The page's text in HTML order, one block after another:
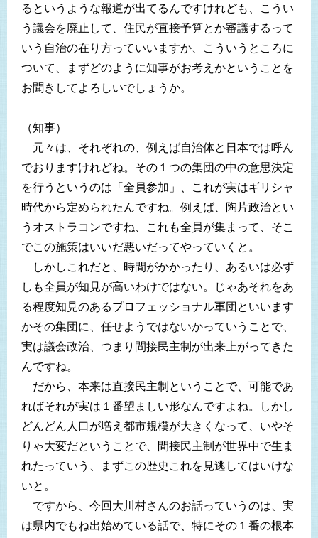
るというような報道が出てるんですけれども、こうい
う議会を廃止して、住民が直接予算とか審議するって
いう自治の在り方っていいますか、こういうところに
ついて、まずどのように知事がお考えかということを
お聞きしてよろしいでしょうか。
（知事）
元々は、それぞれの、例えば自治体と日本では呼ん
でおりますけれどね。その１つの集団の中の意思決定
を行うというのは「全員参加」、これが実はギリシャ
時代から定められたんですね。例えば、陶片政治とい
うオストラコンですね、これも全員が集まって、そこ
でこの施策はいいだ悪いだってやっていくと。
しかしこれだと、時間がかかったり、あるいは必ず
しも全員が知見が高いわけではない。じゃあそれをあ
る程度知見のあるプロフェッショナル軍団といいます
かその集団に、任せようではないかっていうことで、
実は議会政治、つまり間接民主制が出来上がってきた
んですね。
だから、本来は直接民主制ということで、可能であ
ればそれが実は１番望ましい形なんですよね。しかし
どんどん人口が増え都市規模が大きくなって、いやそ
りゃ大変だということで、間接民主制が世界中で生ま
れたっていう、まずこの歴史これを見逃してはいけな
いと。
ですから、今回大川村さんのお話っていうのは、実
は県内でもね出始めている話で、特にその１番の根本